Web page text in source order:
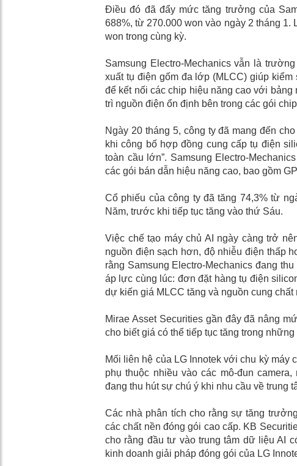
Điều đó đã đẩy mức tăng trưởng của
688%, từ 270.000 won vào ngày 2 tháng
won trong cùng kỳ.
Samsung Electro-Mechanics vẫn là
xuất tụ điện gốm đa lớp (MLCC) giúp
để kết nối các chip hiệu năng cao với
trì nguồn điện ổn định bên trong các gói
Ngày 20 tháng 5, công ty đã mang đến
khi công bố hợp đồng cung cấp tụ điện
toàn cầu lớn”. Samsung Electro-
các gói bán dẫn hiệu năng cao, bao gồm
Cổ phiếu của công ty đã tăng 74,3% từ
Năm, trước khi tiếp tục tăng vào thứ Sáu.
Việc chế tạo máy chủ AI ngày càng trở
nguồn điện sạch hơn, độ nhiễu điện thấp
rằng Samsung Electro-Mechanics đang
áp lực cùng lúc: đơn đặt hàng tụ điện
dự kiến ​​giá MLCC tăng và nguồn cung chất
Mirae Asset Securities gần đây đã nâng
cho biết giá có thể tiếp tục tăng trong những
Mối liên hệ của LG Innotek với chu kỳ
phụ thuộc nhiều vào các mô-đun
đang thu hút sự chú ý khi nhu cầu về trung
Các nhà phân tích cho rằng sự tăng
các chất nền đóng gói cao cấp. KB
cho rằng đầu tư vào trung tâm dữ liệu AI
kinh doanh giải pháp đóng gói của LG